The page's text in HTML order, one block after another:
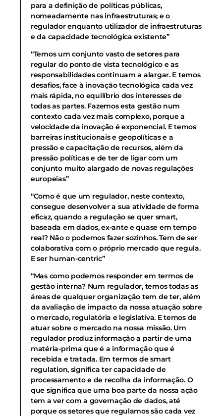
para a definição de políticas públicas,
nomeadamente nas infraestruturas; e o
regulador enquanto utilizador de infraestruturas
e da capacidade tecnológica existente”
“Temos um conjunto vasto de setores para
regular do ponto de vista tecnológico e as
responsabilidades continuam a alargar. E temos
desafios, face à inovação tecnológica cada vez
mais rápida, no equilíbrio dos interesses de
todas as partes. Fazemos esta gestão num
contexto cada vez mais complexo, porque a
velocidade da inovação é exponencial. E temos
barreiras institucionais e geopolíticas e a
pressão e capacitação de recursos, além da
pressão políticas e de ter de ligar com um
conjunto muito alargado de novas regulações
europeias”
“Como é que um regulador, neste contexto,
consegue desenvolver a sua atividade de forma
eficaz, quando a regulação se quer smart,
baseada em dados, ex-ante e quase em tempo
real? Não o podemos fazer sozinhos. Tem de ser
colaborativa com o próprio mercado que regula.
E ser human-centric”
“Mas como podemos responder em termos de
gestão interna? Num regulador, temos todas as
áreas de qualquer organização tem de ter, além
da avaliação de impacto da nossa atuação sobre
o mercado, regulatória e legislativa. E temos de
atuar sobre o mercado na nossa missão. Um
regulador produz informação a partir de uma
matéria-prima que é a informação que é
recebida e tratada. Em termos de smart
regulation, significa ter capacidade de
processamento e de recolha da informação. O
que significa que uma boa parte da nossa ação
tem a ver com a governação de dados, até
porque os setores que regulamos são cada vez